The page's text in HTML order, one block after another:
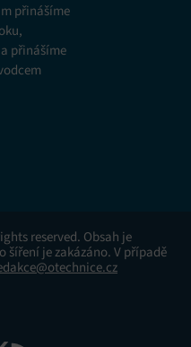
přinášíme
přinášíme
reserved. Obsah je
šíření je zakázáno. V případě